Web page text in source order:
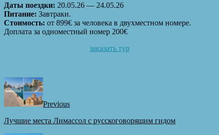
Даты поездки: 20.05.26 — 24.05.26
Питание: Завтраки.
Стоимость: от 899€ за человека в двухместном номере.
Доплата за одноместный номер 200€
заказать тур
Previous
Лучшие места Лимассол с русскоговорящим гидом